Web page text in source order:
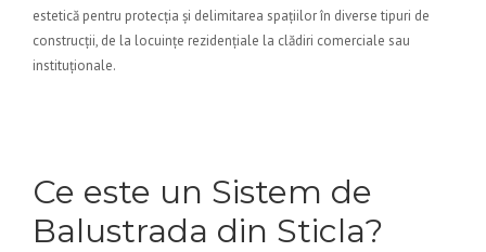
estetică pentru protecția și delimitarea spațiilor în diverse tipuri de
construcții, de la locuințe rezidențiale la clădiri comerciale sau
instituționale.
Ce este un Sistem de
Balustrada din Sticla?